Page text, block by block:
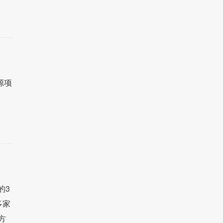
项
3
家